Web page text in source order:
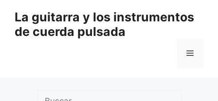
contenido
La guitarra y los instrumentos
de cuerda pulsada
Menú